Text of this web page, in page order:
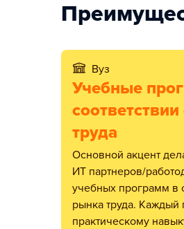
Вуз
Учебные
труда
Основной акцент делается на практике, вовлечении
ИТ партнеров/
учебных программ в
рынка труда. Каждый
практическому